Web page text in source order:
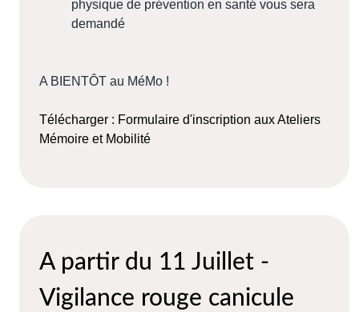
physique de prévention en santé vous sera
demandé
A BIENTÔT au MéMo !
Télécharger : Formulaire d'inscription aux Ateliers
Mémoire et Mobilité
A partir du 11 Juillet -
Vigilance rouge canicule